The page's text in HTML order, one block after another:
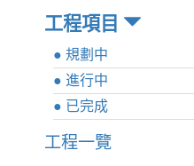
工程項目
● 規劃中
● 進行中
● 已完成
工程一覽